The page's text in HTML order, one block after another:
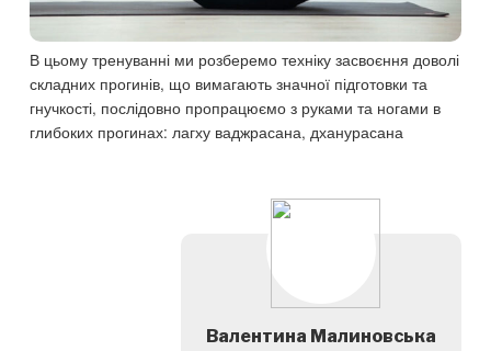
В цьому тренуванні ми розберемо техніку засвоєння доволі
складних прогинів, що вимагають значної підготовки та
гнучкості, послідовно пропрацюємо з руками та ногами в
глибоких прогинах: лагху ваджрасана, дханурасана
Валентина Малиновська